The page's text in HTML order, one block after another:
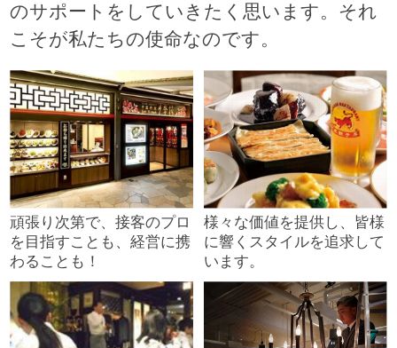
のサポートをしていきたく思います。それ
こそが私たちの使命なのです。
頑張り次第で、接客のプロ
を目指すことも、経営に携
わることも！
様々な価値を提供し、皆様
に響くスタイルを追求して
います。